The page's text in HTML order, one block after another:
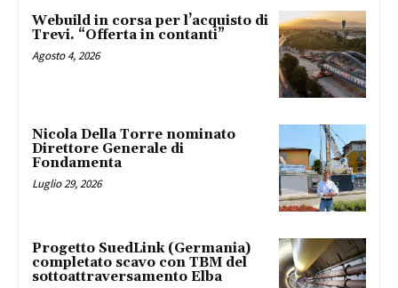
Webuild in corsa per l’acquisto di
Trevi. “Offerta in contanti”
Agosto 4, 2026
Nicola Della Torre nominato
Direttore Generale di
Fondamenta
Luglio 29, 2026
Progetto SuedLink (Germania)
completato scavo con TBM del
sottoattraversamento Elba